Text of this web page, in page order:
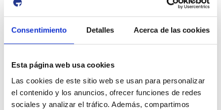
Consentimiento Detalles Acerca de las cookies
Esta página web usa cookies
Las cookies de este sitio web se usan para personalizar
el contenido y los anuncios, ofrecer funciones de redes
sociales y analizar el tráfico. Además, compartimos